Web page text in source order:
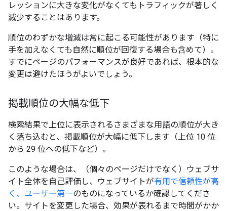
レッションに大きな変化がなくてもトラフィックが著しく
減少することはあります。
順位のわずかな増減は常に起こる可能性があります（特に
手を加えなくても自然に順位が回復する場合も含めて）。
すでにページのパフォーマンスが良好であれば、根本的な
変更は避けたほうがよいでしょう。
掲載順位の大幅な低下
検索結果で上位に表示されるさまざまな用語の順位が大き
く落ち込むと、掲載順位が大幅に低下します（上位 10 位
から 29 位への低下など）。
このような場合は、（個々のページだけでなく）ウェブサ
イト全体を自己評価し、ウェブサイトが有用で信頼性が高
く、ユーザー第一のものになっているか確認してくださ
い。サイトを変更した場合、効果が表れるまで時間がかか